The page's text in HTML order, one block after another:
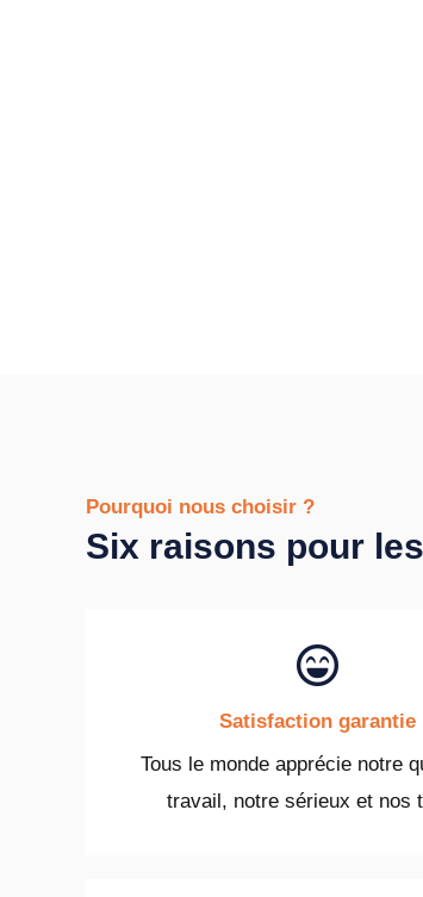
Pourquoi nous choisir ?
Six raisons pour
Satisfaction garantie
Tous le monde apprécie notre
travail, notre sérieux et nos